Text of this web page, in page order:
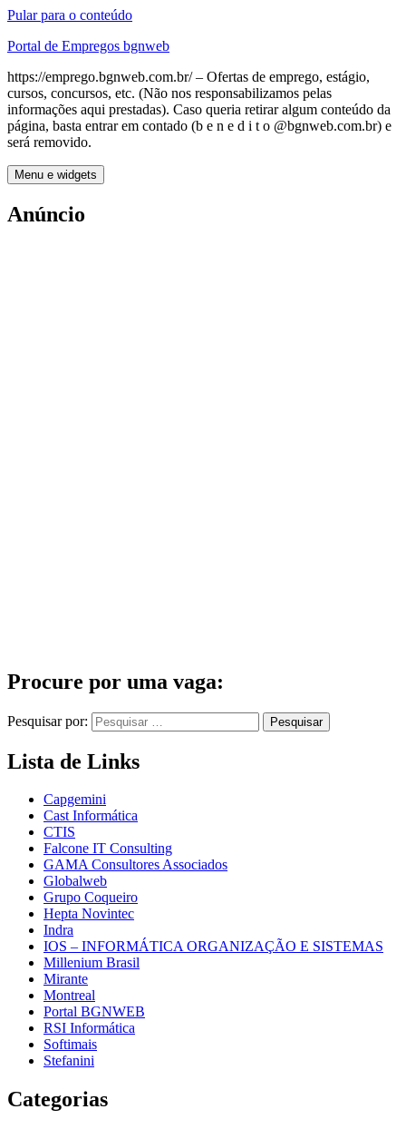
Pular para o conteúdo
Portal de Empregos bgnweb
https://emprego.bgnweb.com.br/ – Ofertas de emprego, estágio,
cursos, concursos, etc. (Não nos responsabilizamos pelas
informações aqui prestadas). Caso queria retirar algum conteúdo da
página, basta entrar em contado (b e n e d i t o @bgnweb.com.br) e
será removido.
Menu e widgets
Anúncio
Procure por uma vaga:
Pesquisar por:
Lista de Links
Capgemini
Cast Informática
CTIS
Falcone IT Consulting
GAMA Consultores Associados
Globalweb
Grupo Coqueiro
Hepta Novintec
Indra
IOS – INFORMÁTICA ORGANIZAÇÃO E SISTEMAS
Millenium Brasil
Mirante
Montreal
Portal BGNWEB
RSI Informática
Softimais
Stefanini
Categorias